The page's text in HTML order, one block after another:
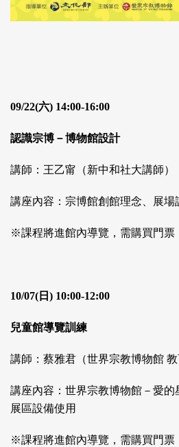
09/22(六) 14:00-16:00
認識宗博－博物館設計
講師：王乙甯（新中和社大講師）
講座內容：宗博館創館理念、展
※課程將進館內導覽，需購買門票
10/07(日) 10:00-12:00
兒童館導覽訓練
講師：蔡雅君（世界宗教博物館 教
講座內容：世界宗教博物館－愛的
展區設備使用
※課程將進館內導覽，需購買門票